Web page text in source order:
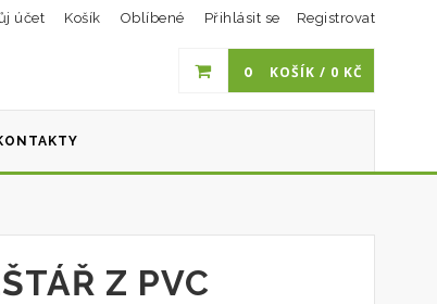
účet Košík Oblíbené Přihlásit se Registrovat
0 KOŠÍK / 0 KČ
Z PVC